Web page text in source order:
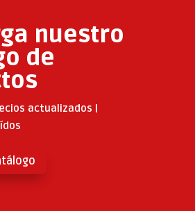
nuestro
de
actualizados |